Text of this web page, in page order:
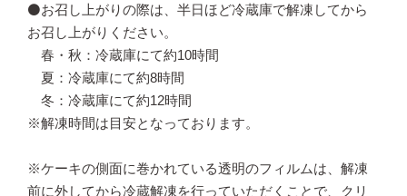
⚫️お召し上がりの際は、半日ほど冷蔵庫で解凍してから
お召し上がりください。
春・秋：冷蔵庫にて約10時間
夏：冷蔵庫にて約8時間
冬：冷蔵庫にて約12時間
※解凍時間は目安となっております。
※ケーキの側面に巻かれている透明のフィルムは、解凍
前に外してから冷蔵解凍を行っていただくことで、クリ